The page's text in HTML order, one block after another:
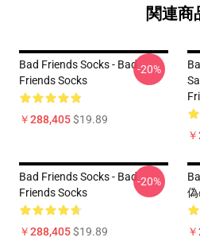
関連商
Bad Friends Socks - Bad
Friends Socks
￥288,405$19.89
-20%
Bad Friends Socks - Bad
Friends Socks
￥288,405$19.89
-20%